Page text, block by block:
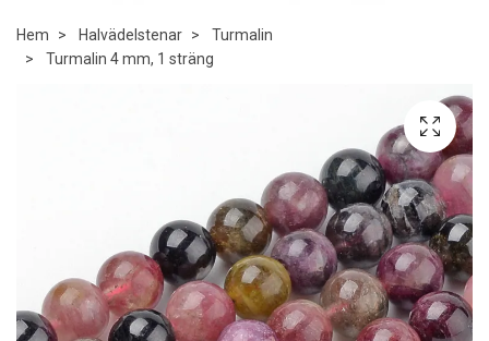
Hem Halvädelstenar
Turmalin
Turmalin 4 mm, 1 sträng